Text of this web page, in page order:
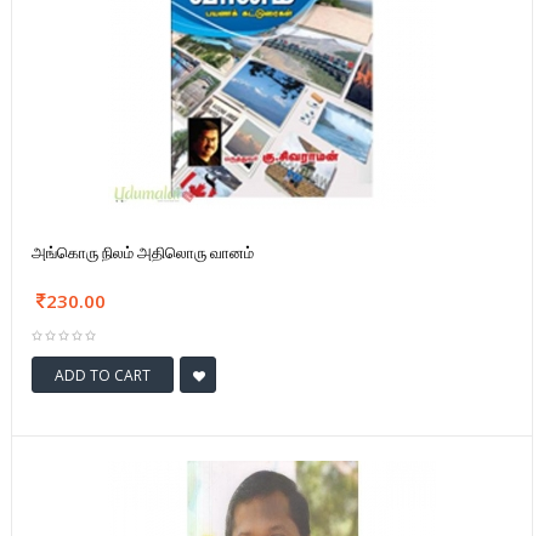
அங்கொரு நிலம் அதிலொரு வானம்
230.00
ADD TO CART